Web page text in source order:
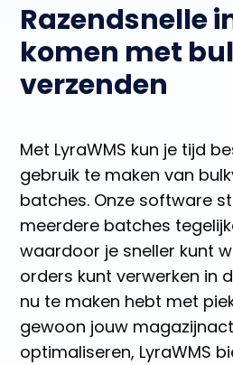
Razendsnelle
komen met
verzenden
Met LyraWMS kun je tijd
gebruik te maken van
batches. Onze software
meerdere batches
waardoor je sneller kunt
orders kunt verwerken in
nu te maken hebt met
gewoon jouw
optimaliseren, LyraWMS